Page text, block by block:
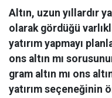
Altın, uzun yıllardır
olarak gördüğü
yatırım yapmayı
ons altın mı
gram altın mı ons
yatırım seçeneğinin